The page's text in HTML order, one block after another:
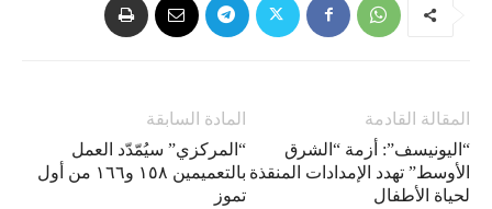
المادة السابقة
“المركزي” سيُمّدّد العمل
بالتعميمين ١٥٨ و١٦٦ من أول
تموز
المقالة القادمة
“اليونيسف”: أزمة “الشرق
الأوسط” تهدد الإمدادات المنقذة
لحياة الأطفال